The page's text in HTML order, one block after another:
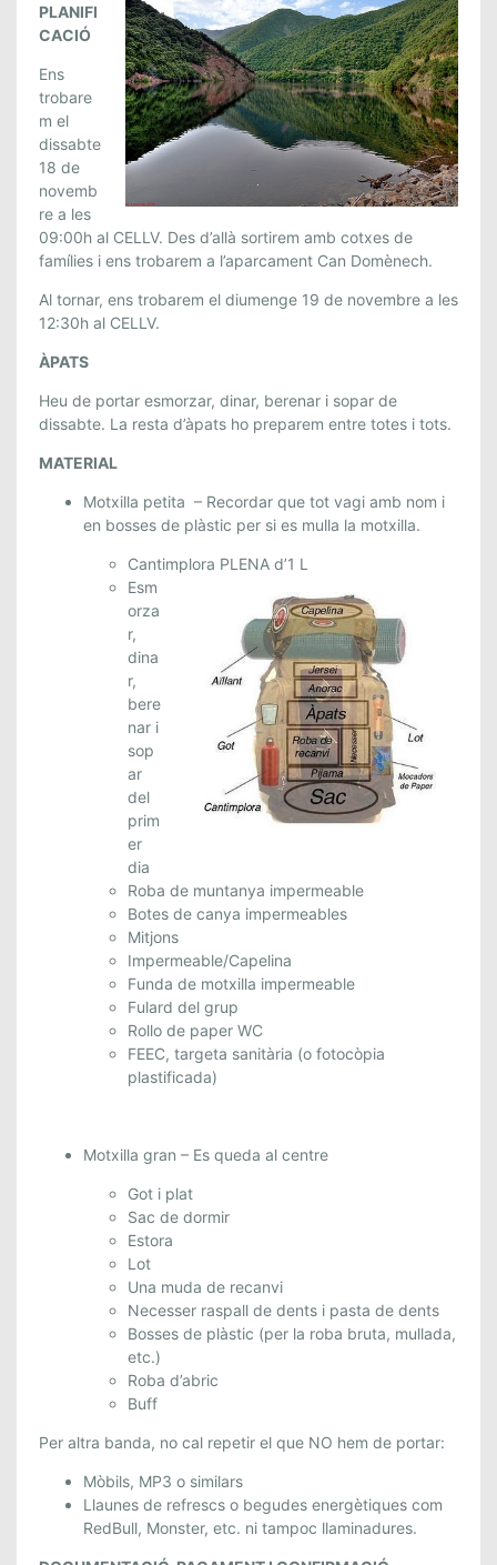
E
T
R
I
T
O
N
S
A
C
N
O
V
S
.
1
PLANIFI
CACIÓ
Ens
trobare
m el
dissabte
18 de
novemb
re a les
09:00h al CELLV. Des d’allà sortirem amb cotxes de
famílies i ens trobarem a l’aparcament Can Domènech.
Al tornar, ens trobarem el diumenge 19 de novembre a les
12:30h al CELLV.
ÀPATS
Heu de portar esmorzar, dinar, berenar i sopar de
dissabte. La resta d’àpats ho preparem entre totes i tots.
MATERIAL
Motxilla petita – Recordar que tot vagi amb nom i
en bosses de plàstic per si es mulla la motxilla.
Cantimplora PLENA d’1 L
Esm
orza
r,
dina
r,
bere
nar i
sop
ar
del
prim
er
dia
Roba de muntanya impermeable
Botes de canya impermeables
Mitjons
Impermeable/Capelina
Funda de motxilla impermeable
Fulard del grup
Rollo de paper WC
FEEC, targeta sanitària (o fotocòpia
plastificada)
Motxilla gran – Es queda al centre
Got i plat
Sac de dormir
Estora
Lot
Una muda de recanvi
Necesser raspall de dents i pasta de dents
Bosses de plàstic (per la roba bruta, mullada,
etc.)
Roba d’abric
Buff
Per altra banda, no cal repetir el que NO hem de portar:
Mòbils, MP3 o similars
Llaunes de refrescs o begudes energètiques com
RedBull, Monster, etc. ni tampoc llaminadures.